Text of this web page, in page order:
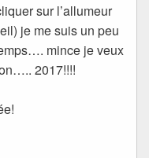
sur l’allumeur
je me suis un peu
mince je veux
2017!!!!